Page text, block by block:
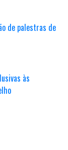
de palestras de
às